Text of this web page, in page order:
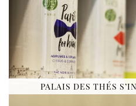
PALAIS DES THÉS